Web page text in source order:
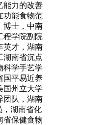
能力的改善
功能食物范
博士，中南
程学院副院
英才，湖南
湖南省沉点
科学手艺学
国平易近养
国州立大学
团队，湖南
，湖南省化
省保健食物